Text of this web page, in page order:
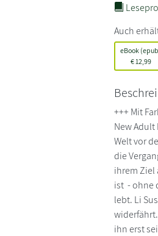
Auch
eBook
€12,99
+++ Mit
New
Welt vor
die
ihrem Ziel
ist - ohne
lebt. Li
ihn erst